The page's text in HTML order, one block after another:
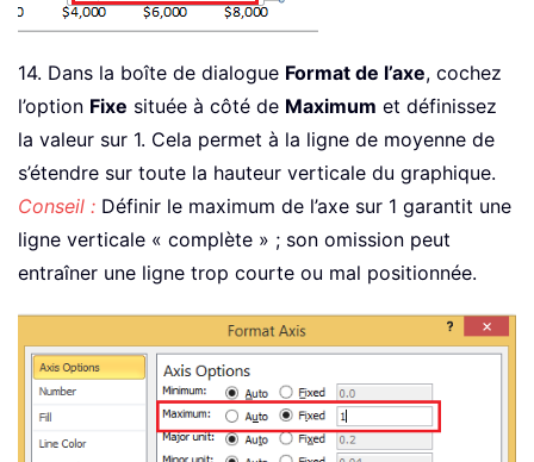
14. Dans la boîte de dialogue Format de l’axe, cochez
l’option Fixe située à côté de Maximum et définissez
la valeur sur 1. Cela permet à la ligne de moyenne de
s’étendre sur toute la hauteur verticale du graphique.
Conseil : Définir le maximum de l’axe sur 1 garantit une
ligne verticale « complète » ; son omission peut
entraîner une ligne trop courte ou mal positionnée.